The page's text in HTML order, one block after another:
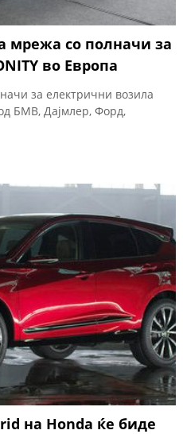
мрежа со полначи за
во Европа
за електрични возила
БМВ, Дајмлер, Форд,
на Honda ќе биде